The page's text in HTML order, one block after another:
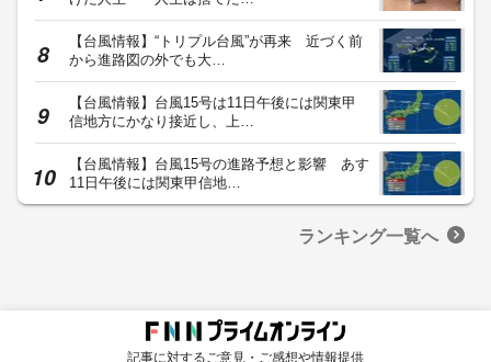
【台風情報】“トリプル台風”が再来 近づく前
から進路図の外でも大…
【台風情報】台風15号は11日午後には関東甲
信地方にかなり接近し、上…
【台風情報】台風15号の進路予想と影響 あす
11日午後には関東甲信地…
ランキング一覧へ
記事に対するご意見・ご感想や情報提供